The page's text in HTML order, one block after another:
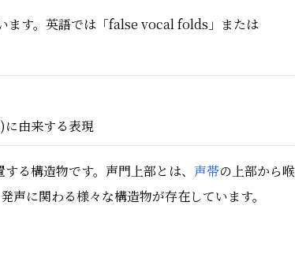
ます。英語では「false vocal folds」または
由来する表現
る構造物です。声門上部とは、 声帯の上部から喉
に関わる様々な構造物が存在しています。